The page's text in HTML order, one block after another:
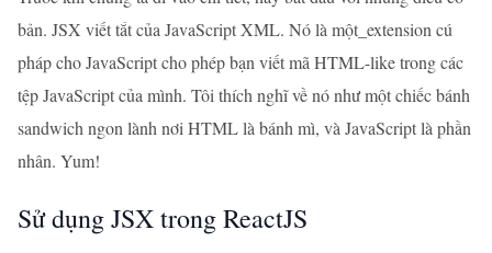
bản. JSX viết tắt của JavaScript XML. Nó là một_extension cú
pháp cho JavaScript cho phép bạn viết mã HTML-like trong các
tệp JavaScript của mình. Tôi thích nghĩ về nó như một chiếc bánh
sandwich ngon lành nơi HTML là bánh mì, và JavaScript là phần
nhân. Yum!
Sử dụng JSX trong ReactJS